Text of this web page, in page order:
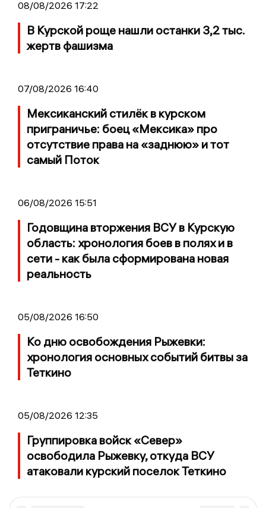
08/08/2026 17:22
В Курской роще нашли останки 3,2 тыс.
жертв фашизма
07/08/2026 16:40
Мексиканский стилёк в курском
приграничье: боец «Мексика» про
отсутствие права на «заднюю» и тот
самый Поток
06/08/2026 15:51
Годовщина вторжения ВСУ в Курскую
область: хронология боев в полях и в
сети - как была сформирована новая
реальность
05/08/2026 16:50
Ко дню освобождения Рыжевки:
хронология основных событий битвы за
Теткино
05/08/2026 12:35
Группировка войск «Север»
освободила Рыжевку, откуда ВСУ
атаковали курский поселок Теткино